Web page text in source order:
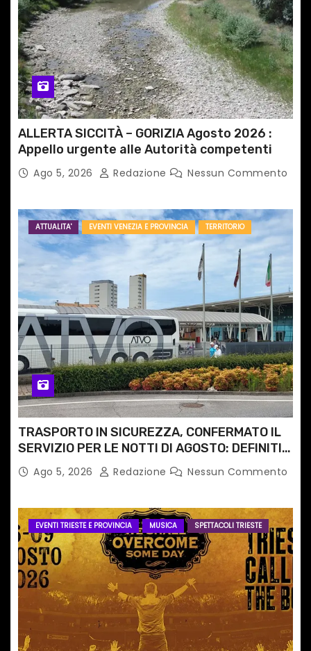
i
c
o
l
i
ALLERTA SICCITÀ – GORIZIA Agosto 2026 :
Appello urgente alle Autorità competenti
Ago 5, 2026 Redazione Nessun Commento
ATTUALITA' EVENTI VENEZIA E PROVINCIA TERRITORIO
TRASPORTO IN SICUREZZA, CONFERMATO IL
SERVIZIO PER LE NOTTI DI AGOSTO: DEFINITI
PERCORSI, FERMATE E ORARIO
Ago 5, 2026 Redazione Nessun Commento
EVENTI TRIESTE E PROVINCIA MUSICA SPETTACOLI TRIESTE